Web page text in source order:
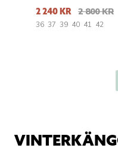
mocka
2 240 KR 2 800 KR
36 37 39 40 41 42